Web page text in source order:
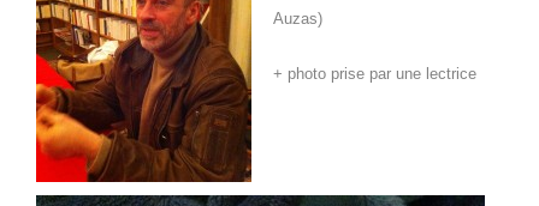
Auzas)
+ photo prise par une lectrice